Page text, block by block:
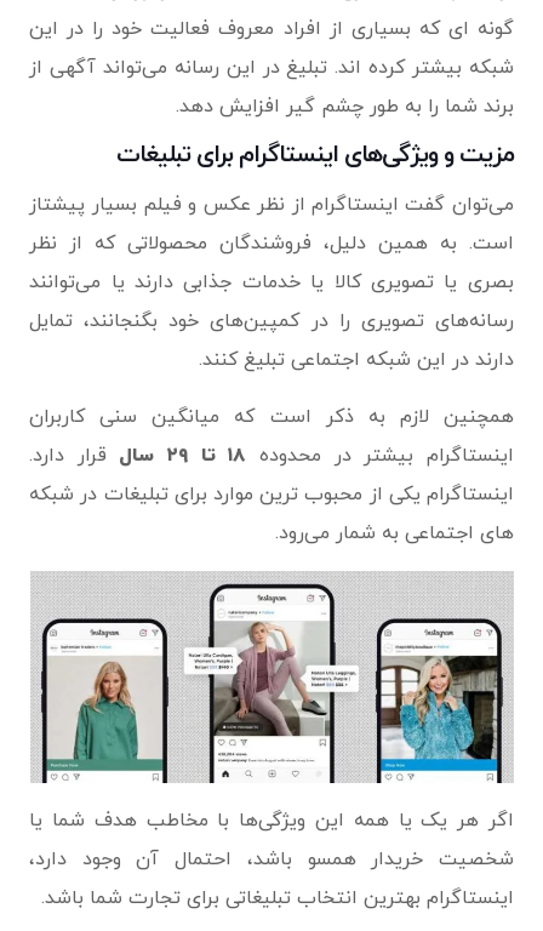
گونه ای که بسیاری از افراد معروف فعالیت خود را در این
شبکه بیشتر کرده اند. تبلیغ در این رسانه می‌تواند آگهی از
برند شما را به طور چشم گیر افزایش دهد.
مزیت و ویژگی‌های اینستاگرام برای تبلیغات
می‌توان گفت اینستاگرام از نظر عکس و فیلم بسیار پیشتاز
است. به همین دلیل، فروشندگان محصولاتی که از نظر
بصری یا تصویری کالا یا خدمات جذابی دارند یا می‌توانند
رسانه‌های تصویری را در کمپین‌های خود بگنجانند، تمایل
دارند در این شبکه اجتماعی تبلیغ کنند.
همچنین لازم به ذکر است که میانگین سنی کاربران
اینستاگرام بیشتر در محدوده ۱۸ تا ۲۹ سال قرار دارد.
اینستاگرام یکی از محبوب ترین موارد برای تبلیغات در شبکه
های اجتماعی به شمار می‌رود.
اگر هر یک یا همه این ویژگی‌ها با مخاطب هدف شما یا
شخصیت خریدار همسو باشد، احتمال آن وجود دارد،
اینستاگرام بهترین انتخاب تبلیغاتی برای تجارت شما باشد.